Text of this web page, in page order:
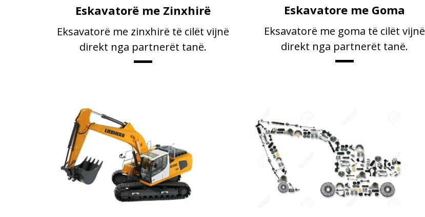
Eskavatorë me Zinxhirë
Eksavatorë me zinxhirë të cilët vijnë
direkt nga partnerët tanë.
Eskavatore me Goma
Eksavatorë me goma të cilët vijnë
direkt nga partnerët tanë.